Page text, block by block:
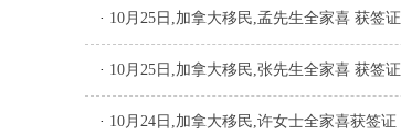
· 10月25日,加拿大移民,孟先生全家喜 获签证
· 10月25日,加拿大移民,张先生全家喜 获签证
· 10月24日,加拿大移民,许女士全家喜获签证